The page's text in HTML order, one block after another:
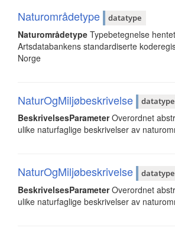
Naturområdetype datatype
Naturområdetype Typebetegnelse
Artsdatabankens standardiserte
Norge
NaturOgMiljøbeskrivelse datatype
BeskrivelsesParameterOverordnet
ulike naturfaglige beskrivelser av
NaturOgMiljøbeskrivelse datatype
BeskrivelsesParameterOverordnet
ulike naturfaglige beskrivelser av